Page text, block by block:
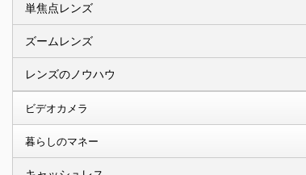
単焦点レンズ
ズームレンズ
レンズのノウハウ
ビデオカメラ
暮らしのマネー